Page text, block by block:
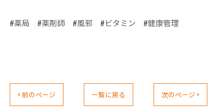
#薬局 #薬剤師 #風邪 #ビタミン #健康管理
< 前のページ 一覧に戻る 次のページ >